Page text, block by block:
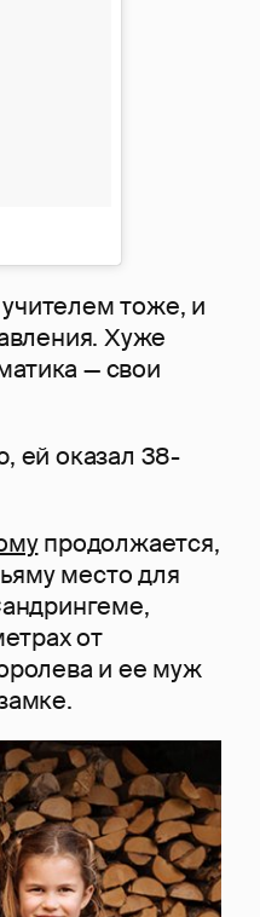
тоже, и
Хуже
— свои
ей оказал 38-
продолжается,
место для
от
и ее муж